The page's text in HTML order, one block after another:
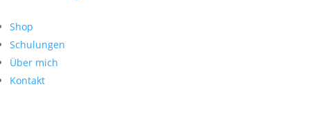
Shop
Schulungen
Über mich
Kontakt
nach:
Archive
Kontakt
Impressum
Datenschutz